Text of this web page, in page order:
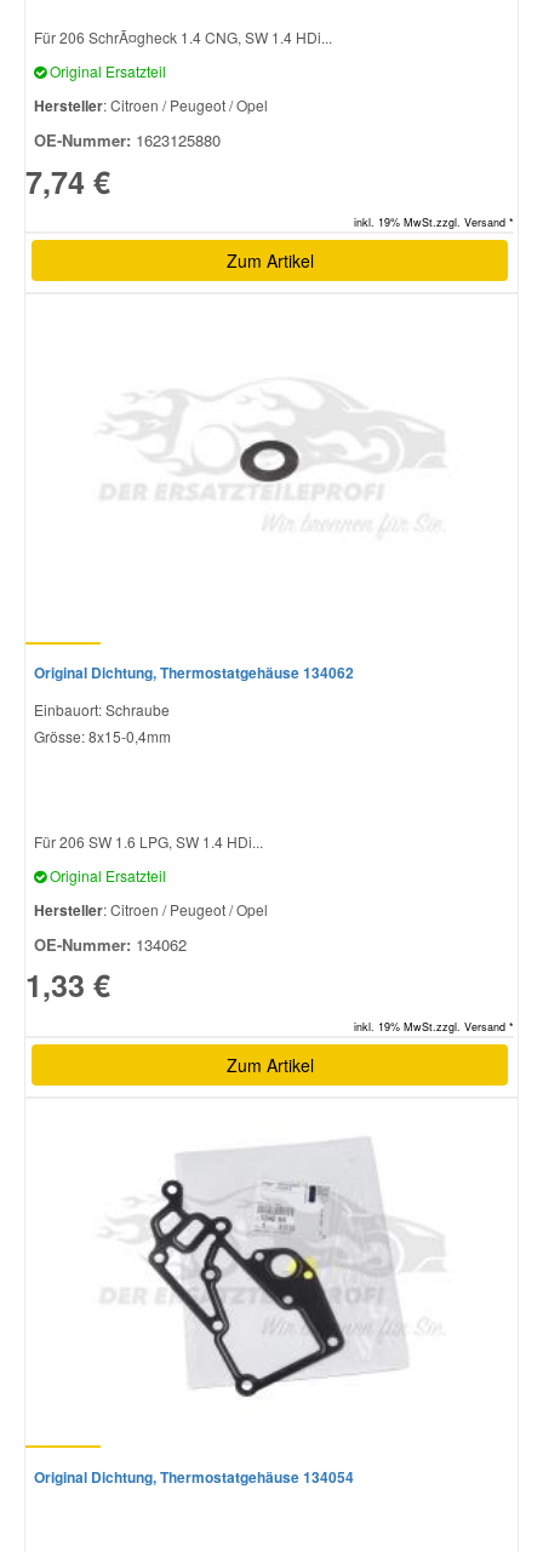
Für 206 SchrÃ¤gheck 1.4 CNG, SW 1.4 HDi...
Original Ersatzteil
Hersteller: Citroen / Peugeot / Opel
OE-Nummer: 1623125880
7,74 €
inkl. 19% MwSt.zzgl. Versand *
Zum Artikel
Original Dichtung, Thermostatgehäuse 134062
Einbauort: Schraube
Grösse: 8x15-0,4mm
Für 206 SW 1.6 LPG, SW 1.4 HDi...
Original Ersatzteil
Hersteller: Citroen / Peugeot / Opel
OE-Nummer: 134062
1,33 €
inkl. 19% MwSt.zzgl. Versand *
Zum Artikel
Original Dichtung, Thermostatgehäuse 134054